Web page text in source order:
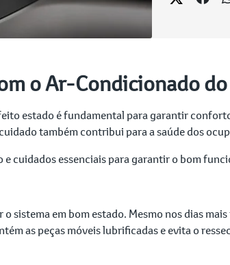
o Ar-Condicionado
estado é fundamental para garantir
também contribui para a saúde dos
cuidados essenciais para garantir o bom
sistema em bom estado. Mesmo nos dias
as peças móveis lubrificadas e evita o